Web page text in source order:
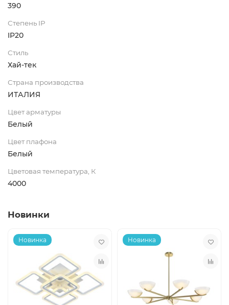
390
Степень IP
IP20
Стиль
Хай-тек
Страна производства
ИТАЛИЯ
Цвет арматуры
Белый
Цвет плафона
Белый
Цветовая температура, К
4000
Новинки
Новинка Новинка